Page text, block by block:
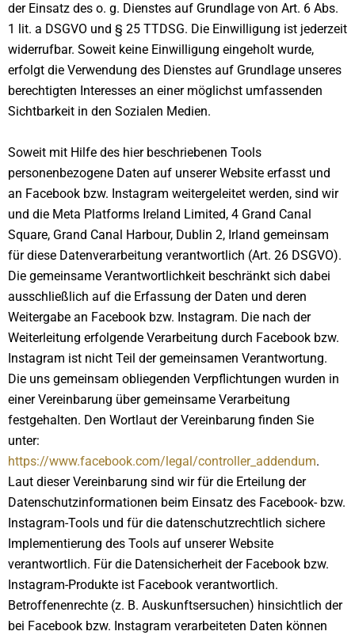
der Einsatz des o. g. Dienstes auf Grundlage von Art. 6 Abs.
1 lit. a DSGVO und § 25 TTDSG. Die Einwilligung ist jederzeit
widerrufbar. Soweit keine Einwilligung eingeholt wurde,
erfolgt die Verwendung des Dienstes auf Grundlage unseres
berechtigten Interesses an einer möglichst umfassenden
Sichtbarkeit in den Sozialen Medien.
Soweit mit Hilfe des hier beschriebenen Tools
personenbezogene Daten auf unserer Website erfasst und
an Facebook bzw. Instagram weitergeleitet werden, sind wir
und die Meta Platforms Ireland Limited, 4 Grand Canal
Square, Grand Canal Harbour, Dublin 2, Irland gemeinsam
für diese Datenverarbeitung verantwortlich (Art. 26 DSGVO).
Die gemeinsame Verantwortlichkeit beschränkt sich dabei
ausschließlich auf die Erfassung der Daten und deren
Weitergabe an Facebook bzw. Instagram. Die nach der
Weiterleitung erfolgende Verarbeitung durch Facebook bzw.
Instagram ist nicht Teil der gemeinsamen Verantwortung.
Die uns gemeinsam obliegenden Verpflichtungen wurden in
einer Vereinbarung über gemeinsame Verarbeitung
festgehalten. Den Wortlaut der Vereinbarung finden Sie
unter:
https://www.facebook.com/legal/controller_addendum.
Laut dieser Vereinbarung sind wir für die Erteilung der
Datenschutzinformationen beim Einsatz des Facebook- bzw.
Instagram-Tools und für die datenschutzrechtlich sichere
Implementierung des Tools auf unserer Website
verantwortlich. Für die Datensicherheit der Facebook bzw.
Instagram-Produkte ist Facebook verantwortlich.
Betroffenenrechte (z. B. Auskunftsersuchen) hinsichtlich der
bei Facebook bzw. Instagram verarbeiteten Daten können